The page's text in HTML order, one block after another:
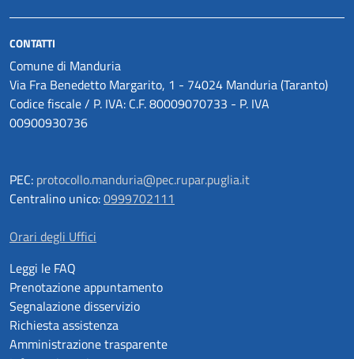
CONTATTI
Comune di Manduria
Via Fra Benedetto Margarito, 1 - 74024 Manduria (Taranto)
Codice fiscale / P. IVA: C.F. 80009070733 - P. IVA
00900930736
PEC: protocollo.manduria@pec.rupar.puglia.it
Centralino unico:0999702111
Orari degli Uffici
Leggi le FAQ
Prenotazione appuntamento
Segnalazione disservizio
Richiesta assistenza
Amministrazione trasparente